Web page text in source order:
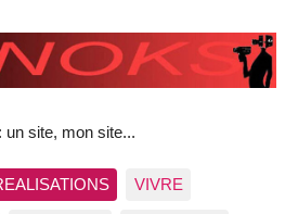
un site, mon site...
VIVRE